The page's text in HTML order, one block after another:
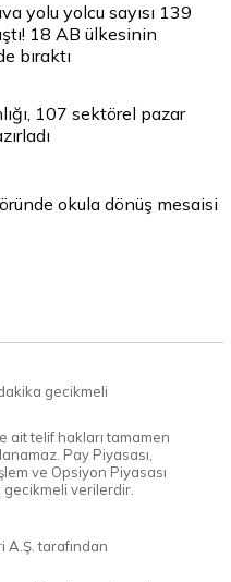
yolu yolcu sayısı 139
18 AB ülkesinin
bıraktı
107 sektörel pazar
okula dönüş mesaisi
gecikmeli
ait telif hakları tamamen
Pay Piyasası,
ve Opsiyon Piyasası
gecikmeli verilerdir.
A.Ş. tarafından